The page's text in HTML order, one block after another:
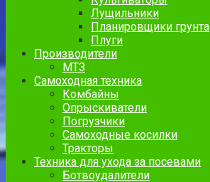
Лущильники
Планировщики грунта
Плуги
Производители
МТЗ
Самоходная техника
Комбайны
Опрыскиватели
Погрузчики
Самоходные косилки
Тракторы
Техника для ухода за посевами
Ботвоудалители